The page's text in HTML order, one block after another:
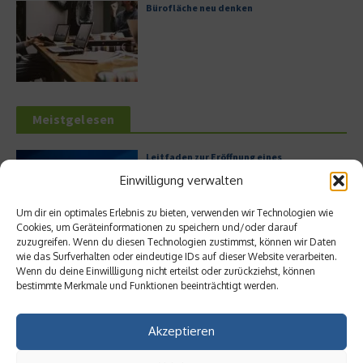
Einwilligung verwalten
Um dir ein optimales Erlebnis zu bieten, verwenden wir Technologien wie
Cookies, um Geräteinformationen zu speichern und/oder darauf
zuzugreifen. Wenn du diesen Technologien zustimmst, können wir Daten
wie das Surfverhalten oder eindeutige IDs auf dieser Website verarbeiten.
Wenn du deine Einwillligung nicht erteilst oder zurückziehst, können
bestimmte Merkmale und Funktionen beeinträchtigt werden.
Akzeptieren
Bürofläche neu denken
Meistgelesen
Leitfaden zur Eröffnung eines
Geschäftskontos für kleine Unternehmen
Hilton Worldwide: Eine Ikone der globalen
Hotellerie im Wandel der Zeit